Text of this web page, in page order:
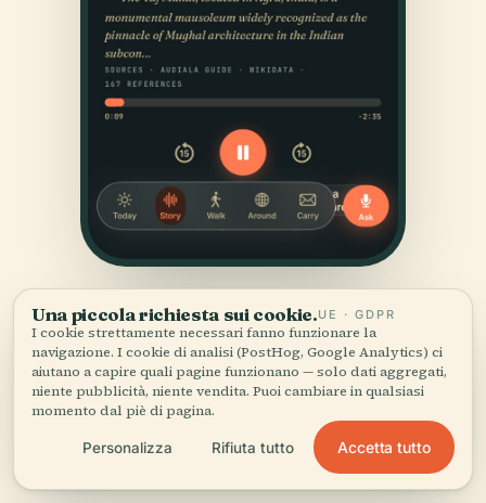
Verificato,e mostrato.
Una piccola richiesta sui cookie.UE · GDPR
I cookie strettamente necessari fanno funzionare la
navigazione. I cookie di analisi (PostHog, Google Analytics) ci
aiutano a capire quali pagine funzionano — solo dati aggregati,
niente pubblicità, niente vendita. Puoi cambiare in qualsiasi
momento dal piè di pagina.
Personalizza Rifiuta tutto Accetta tutto